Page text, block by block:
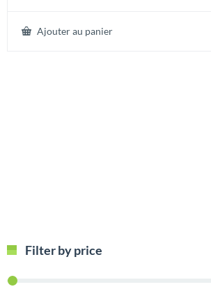
Ajouter au panier
Filter by price